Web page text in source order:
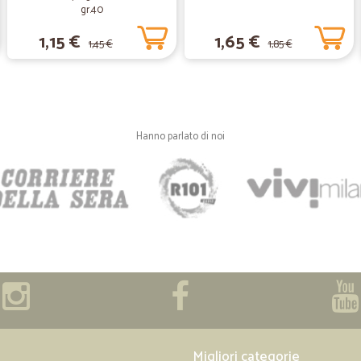
Gianluca M.
Ho ordinato delle tisane alla
Ho ordinato delle tisane alla
—Stefano A.
salve sono stefano come
gr.40
1,15 € 1,45 € 1,65 € 1,85 €
Hanno parlato di noi